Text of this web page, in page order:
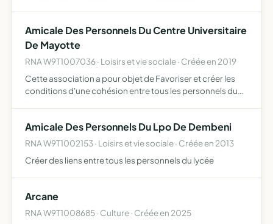
Amicale Des Personnels Du Centre Universitaire
De Mayotte
RNA W9T1007036 · Loisirs et vie sociale · Créée en 2019
Cette association a pour objet de Favoriser et créer les
conditions d'une cohésion entre tous les personnels du
Amicale Des Personnels Du Lpo De Dembeni
RNA W9T1002153 · Loisirs et vie sociale · Créée en 2013
Créer des liens entre tous les personnels du lycée
Arcane
RNA W9T1008685 · Culture · Créée en 2025